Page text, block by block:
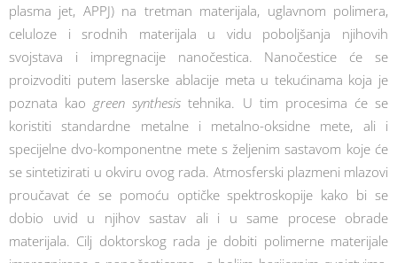
plasma jet, APPJ) na tretman materijala, uglavnom polimera,
celuloze i srodnih materijala u vidu poboljšanja njihovih
svojstava i impregnacije nanočestica. Nanočestice će se
proizvoditi putem laserske ablacije meta u tekućinama koja je
poznata kao green synthesis tehnika. U tim procesima će se
koristiti standardne metalne i metalno-oksidne mete, ali i
specijelne dvo-komponentne mete s željenim sastavom koje će
se sintetizirati u okviru ovog rada. Atmosferski plazmeni mlazovi
proučavat će se pomoću optičke spektroskopije kako bi se
dobio uvid u njihov sastav ali i u same procese obrade
materijala. Cilj doktorskog rada je dobiti polimerne materijale